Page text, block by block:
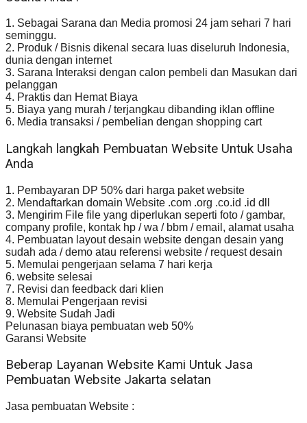
1. Sebagai Sarana dan Media promosi 24 jam sehari 7 hari
seminggu.
2. Produk / Bisnis dikenal secara luas diseluruh Indonesia,
dunia dengan internet
3. Sarana Interaksi dengan calon pembeli dan Masukan dari
pelanggan
4. Praktis dan Hemat Biaya
5. Biaya yang murah / terjangkau dibanding iklan offline
6. Media transaksi / pembelian dengan shopping cart
Langkah langkah Pembuatan Website Untuk Usaha
Anda
1. Pembayaran DP 50% dari harga paket website
2. Mendaftarkan domain Website .com .org .co.id .id dll
3. Mengirim File file yang diperlukan seperti foto / gambar,
company profile, kontak hp / wa / bbm / email, alamat usaha
4. Pembuatan layout desain website dengan desain yang
sudah ada / demo atau referensi website / request desain
5. Memulai pengerjaan selama 7 hari kerja
6. website selesai
7. Revisi dan feedback dari klien
8. Memulai Pengerjaan revisi
9. Website Sudah Jadi
Pelunasan biaya pembuatan web 50%
Garansi Website
Beberap Layanan Website Kami Untuk Jasa
Pembuatan Website Jakarta selatan
Jasa pembuatan Website :